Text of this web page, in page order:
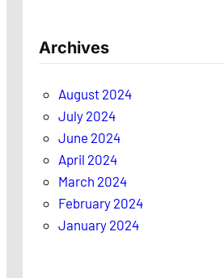
Archives
August 2024
July 2024
June 2024
April 2024
March 2024
February 2024
January 2024